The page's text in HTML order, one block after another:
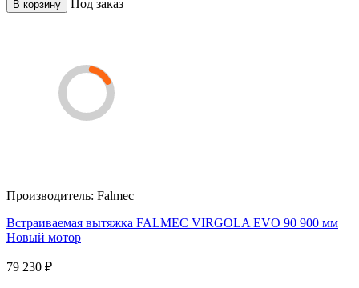
В корзину Под заказ
Производитель: Falmec
Встраиваемая вытяжка FALMEC VIRGOLA EVO 90 900 мм
Новый мотор
79 230 ₽